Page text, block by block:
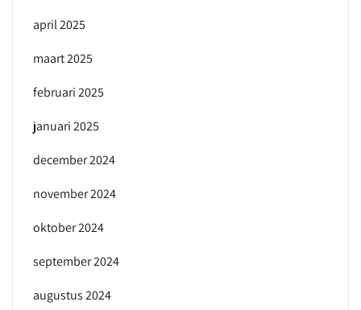
april 2025
maart 2025
februari 2025
januari 2025
december 2024
november 2024
oktober 2024
september 2024
augustus 2024